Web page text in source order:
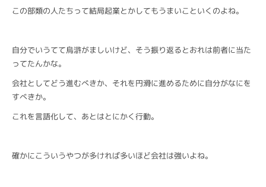
この部類の人たちって結局起業とかしてもうまいこといくのよね。
自分でいうてて烏滸がましいけど、そう振り返るとおれは前者に当た
ってたんかな。
会社としてどう進むべきか、それを円滑に進めるために自分がなにを
すべきか。
これを言語化して、あとはとにかく行動。
確かにこういうやつが多ければ多いほど会社は強いよね。